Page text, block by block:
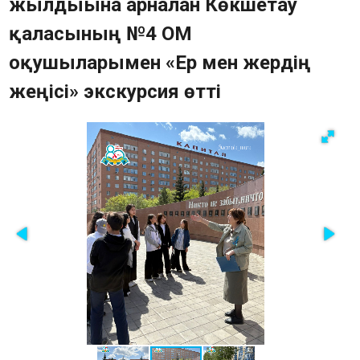
Тарихи-мәдени мұра ескерткіштерінің
картасы
Сауалнама
Жиі қойылатын сұрақтар
Фотогалерея
Мемлекеттік сатып алу
Байланыс құралдары
жылдығына арналған Көкшетау
қаласының №4 ОМ
оқушыларымен «Ер мен жердің
жеңісі» экскурсия өтті